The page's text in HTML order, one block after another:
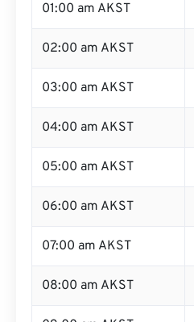
01:00 am AKST
02:00 am AKST
03:00 am AKST
04:00 am AKST
05:00 am AKST
06:00 am AKST
07:00 am AKST
08:00 am AKST